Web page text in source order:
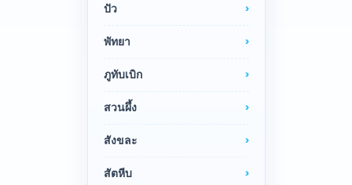
ปัว
พัทยา
ภูทับเบิก
สวนผึ้ง
สังขละ
สัตหีบ